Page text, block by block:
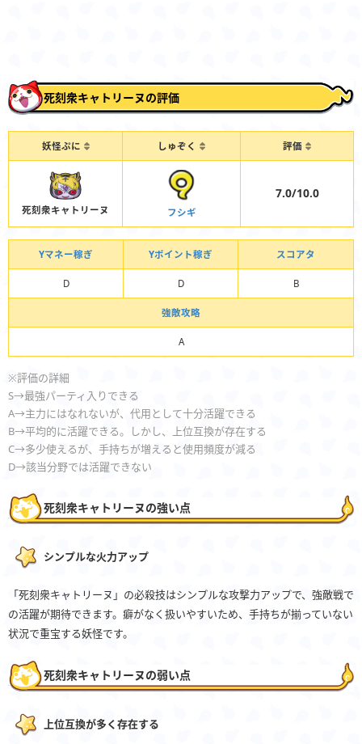
死刻衆キャトリーヌの評価
妖怪ぷに しゅぞく 評価
死刻衆キャトリーヌ フシギ
7.0/10.0
Yマネー稼ぎ Yポイント稼ぎ スコアタ
D D B
強敵攻略
A
※評価の詳細
S→最強パーティ入りできる
A→主力にはなれないが、代用として十分活躍できる
B→平均的に活躍できる。しかし、上位互換が存在する
C→多少使えるが、手持ちが増えると使用頻度が減る
D→該当分野では活躍できない
死刻衆キャトリーヌの強い点
シンプルな火力アップ
「死刻衆キャトリーヌ」の必殺技はシンプルな攻撃力アップで、強敵戦で
の活躍が期待できます。癖がなく扱いやすいため、手持ちが揃っていない
状況で重宝する妖怪です。
死刻衆キャトリーヌの弱い点
上位互換が多く存在する